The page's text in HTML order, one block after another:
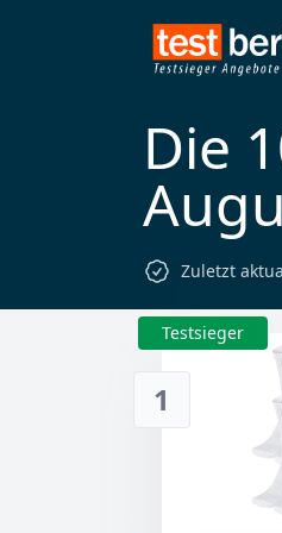
Die
Zuletzt
1
Testsieger